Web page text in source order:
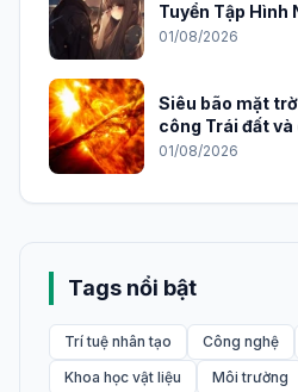
Tuyển Tập Hình
2026
01/08/2026
Siêu bão mặt
công Trái đất
01/08/2026
Tags nổi bật
Trí tuệ nhân tạo Công nghệ
Khoa học vật liệu
Môi trường